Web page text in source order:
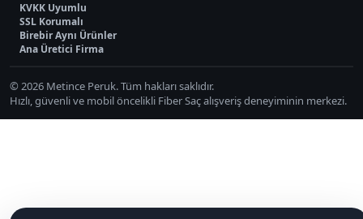
KVKK Uyumlu
SSL Korumalı
Birebir Aynı Ürünler
Ana Üretici Firma
© 2026 Metince Peruk. Tüm hakları saklıdır.
Hızlı, güvenli ve mobil öncelikli Fiber Saç alışveriş deneyiminin merkezi.